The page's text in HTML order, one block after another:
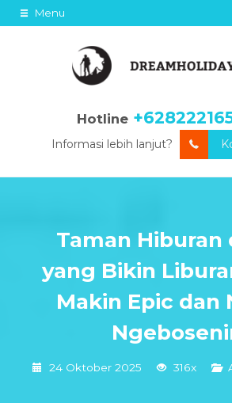
Menu
Hotline
Informasi lebih lanjut?
Taman Hiburan
yang Bikin
Makin Epic dan
24 Oktober 2025 316x